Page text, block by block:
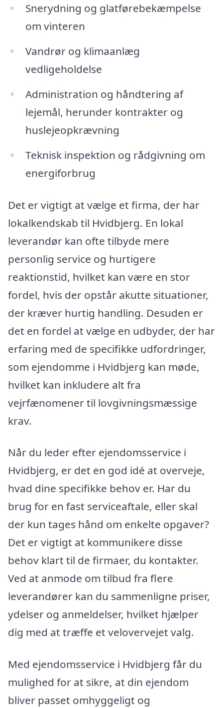
Snerydning og glatførebekæmpelse
om vinteren
Vandrør og klimaanlæg
vedligeholdelse
Administration og håndtering af
lejemål, herunder kontrakter og
huslejeopkrævning
Teknisk inspektion og rådgivning om
energiforbrug
Det er vigtigt at vælge et firma, der har
lokalkendskab til Hvidbjerg. En lokal
leverandør kan ofte tilbyde mere
personlig service og hurtigere
reaktionstid, hvilket kan være en stor
fordel, hvis der opstår akutte situationer,
der kræver hurtig handling. Desuden er
det en fordel at vælge en udbyder, der har
erfaring med de specifikke udfordringer,
som ejendomme i Hvidbjerg kan møde,
hvilket kan inkludere alt fra
vejrfænomener til lovgivningsmæssige
krav.
Når du leder efter ejendomsservice i
Hvidbjerg, er det en god idé at overveje,
hvad dine specifikke behov er. Har du
brug for en fast serviceaftale, eller skal
der kun tages hånd om enkelte opgaver?
Det er vigtigt at kommunikere disse
behov klart til de firmaer, du kontakter.
Ved at anmode om tilbud fra flere
leverandører kan du sammenligne priser,
ydelser og anmeldelser, hvilket hjælper
dig med at træffe et velovervejet valg.
Med ejendomsservice i Hvidbjerg får du
mulighed for at sikre, at din ejendom
bliver passet omhyggeligt og